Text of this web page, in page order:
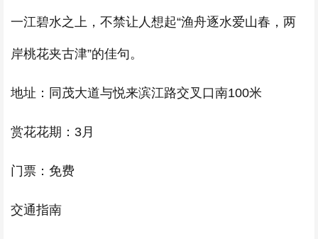
一江碧水之上，不禁让人想起“渔舟逐水爱山春，两
岸桃花夹古津”的佳句。
地址：同茂大道与悦来滨江路交叉口南100米
赏花花期：3月
门票：免费
交通指南